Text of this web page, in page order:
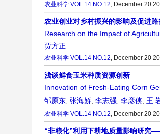
农业科学 VOL.14 NO.12, December 20
农业创业对乡村振兴的影响及促进
Research on the Impact of
贾方正
农业科学 VOL.14 NO.12, December 20
浅谈鲜食玉米种质资源创新
Innovation of Fresh-Eating Corn
邹原东 张海娇 李志强 李彦侠 王
农业科学 VOL.14 NO.12, December 20
“非粮化”利用下耕地质量影响研究